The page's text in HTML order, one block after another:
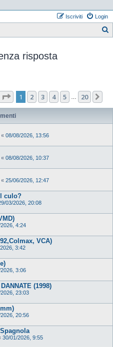
Login
Iscriviti
risposta
Pagina di 20
1 2 3 4 5 20
« 08/08/2026, 13:56
« 08/08/2026, 10:37
« 25/06/2026, 12:47
culo?
03/2026, 20:08
4:24
VCA)
3:42
3:06
(1998)
23:03
20:56
30/01/2026, 9:55